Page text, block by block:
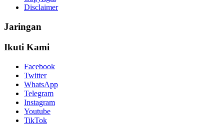
Disclaimer
Jaringan
Ikuti Kami
Facebook
Twitter
WhatsApp
Telegram
Instagram
Youtube
TikTok